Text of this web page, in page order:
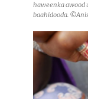
haweenka awood
baahidooda.